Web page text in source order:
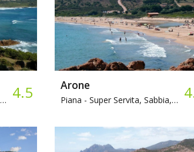
4.5 Arone
Piana - Super Servita, Sabbia, Bar